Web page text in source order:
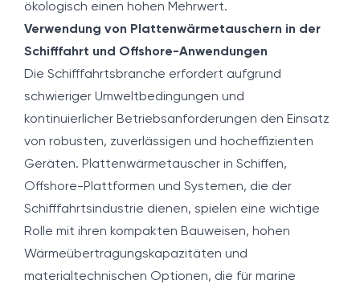
ökologisch einen hohen Mehrwert.
Verwendung von Plattenwärmetauschern in der
Schifffahrt und Offshore-Anwendungen
Die Schifffahrtsbranche erfordert aufgrund
schwieriger Umweltbedingungen und
kontinuierlicher Betriebsanforderungen den Einsatz
von robusten, zuverlässigen und hocheffizienten
Geräten. Plattenwärmetauscher in Schiffen,
Offshore-Plattformen und Systemen, die der
Schifffahrtsindustrie dienen, spielen eine wichtige
Rolle mit ihren kompakten Bauweisen, hohen
Wärmeübertragungskapazitäten und
materialtechnischen Optionen, die für marine